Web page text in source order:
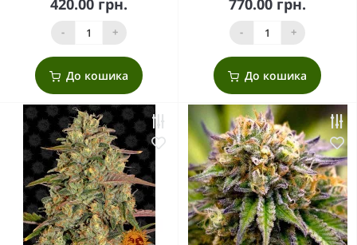
420.00 грн.
- +
До кошика
770.00 грн.
- +
До кошика